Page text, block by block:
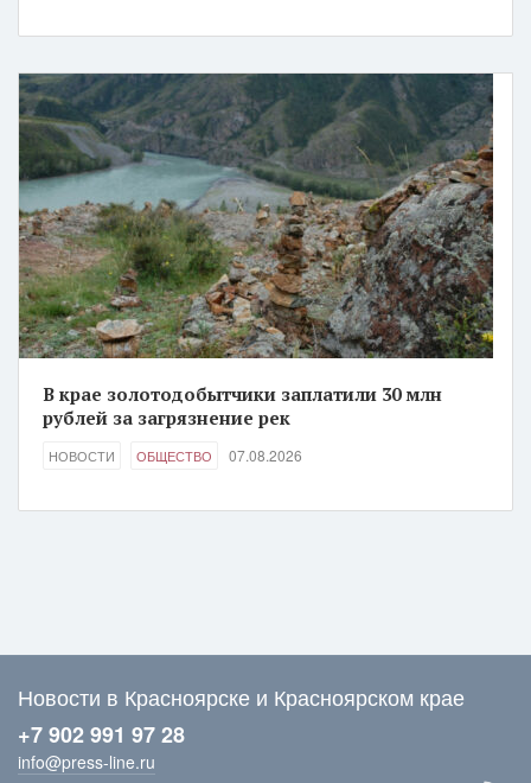
В крае золотодобытчики заплатили 30 млн
рублей за загрязнение рек
НОВОСТИ ОБЩЕСТВО 07.08.2026
Новости в Красноярске и Красноярском крае
+7 902 991 97 28
info@press-line.ru